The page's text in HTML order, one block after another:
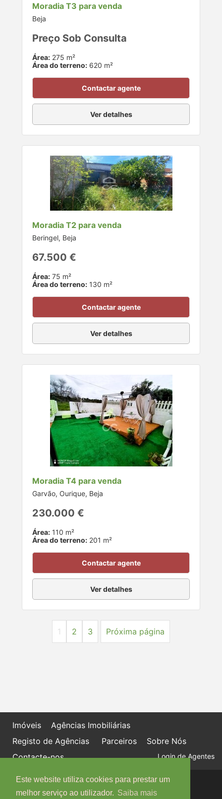
Este website utiliza cookies para prestar um
melhor serviço ao utilizador. Saiba mais
Moradia T3 para venda
Beja
Preço Sob Consulta
Área: 275 m²
Área do terreno: 620 m²
Contactar agente
Ver detalhes
Moradia T2 para venda
Beringel, Beja
67.500 €
Área: 75 m²
Área do terreno: 130 m²
Contactar agente
Ver detalhes
Moradia T4 para venda
Garvão, Ourique, Beja
230.000 €
Área: 110 m²
Área do terreno: 201 m²
Contactar agente
Ver detalhes
1 2 3 Próxima página
Imóveis
Agências Imobiliárias
Registo de Agências
Parceiros
Sobre Nós
Contacte-nos
Login de Agentes
Política de proteção de dados
Livro de Reclamações online